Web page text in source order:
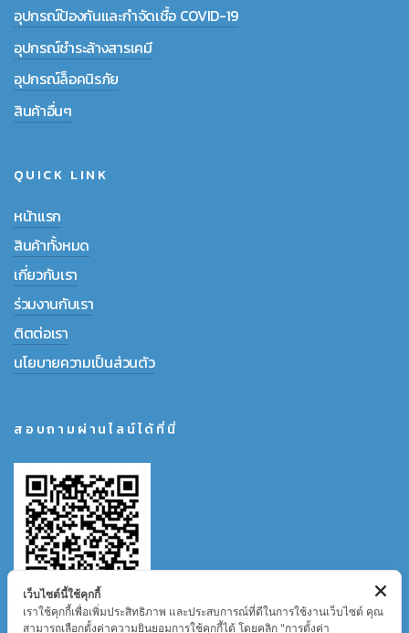
อุปกรณ์ป้องกันและกำจัดเชื้อ COVID-19
อุปกรณ์ชำระล้างสารเคมี
อุปกรณ์ล็อคนิรภัย
สินค้าอื่นๆ
QUICK LINK
หน้าแรก
สินค้าทั้งหมด
เกี่ยวกับเรา
ร่วมงานกับเรา
ติตต่อเรา
นโยบายความเป็นส่วนตัว
สอบถามผ่านไลน์ได้ที่นี่
เว็บไซต์นี้ใช้คุกกี้
เราใช้คุกกี้เพื่อเพิ่มประสิทธิภาพ และประสบการณ์ที่ดีในการใช้งานเว็บไซต์ คุณ
สามารถเลือกตั้งค่าความยินยอมการใช้คุกกี้ได้ โดยคลิก "การตั้งค่า